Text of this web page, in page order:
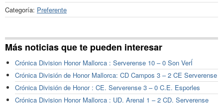
Categoría: Preferente
Más noticias que te pueden interesar
Crónica Division Honor Mallorca : Serverense 10 – 0 Son VerÍ
Crónica División de Honor Mallorca: CD Campos 3 – 2 CE Serverense
Crónica División de Honor : CE. Serverense 3 – 0 C.E. Esporles
Crónica Division Honor Mallorca : UD. Arenal 1 – 2 CD. Serverense